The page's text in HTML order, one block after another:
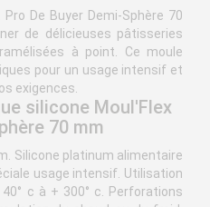
De Buyer Demi-Sphère 70
de délicieuses pâtisseries
à point. Ce moule
pour un usage intensif et
exigences.
silicone Moul'Flex
70 mm
Silicone platinum alimentaire
usage intensif. Utilisation
c à + 300° c. Perforations